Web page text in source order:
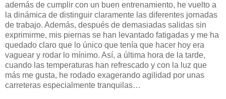
además de cumplir con un buen entrenamiento, he vuelto a
la dinámica de distinguir claramente las diferentes jornadas
de trabajo. Además, después de demasiadas salidas sin
exprimirme, mis piernas se han levantado fatigadas y me ha
quedado claro que lo único que tenía que hacer hoy era
vaguear y rodar lo mínimo. Así, a última hora de la tarde,
cuando las temperaturas han refrescado y con la luz que
más me gusta, he rodado exagerando agilidad por unas
carreteras especialmente tranquilas…